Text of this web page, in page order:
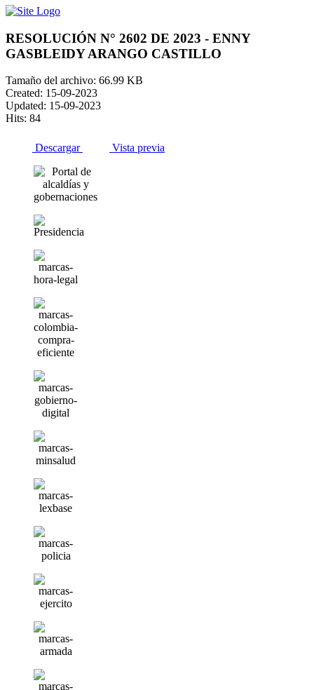
RESOLUCIÓN N° 2602 DE 2023 - ENNY
GASBLEIDY ARANGO CASTILLO
Tamaño del archivo: 66.99 KB
Created: 15-09-2023
Updated: 15-09-2023
Hits: 84
Descargar Vista previa